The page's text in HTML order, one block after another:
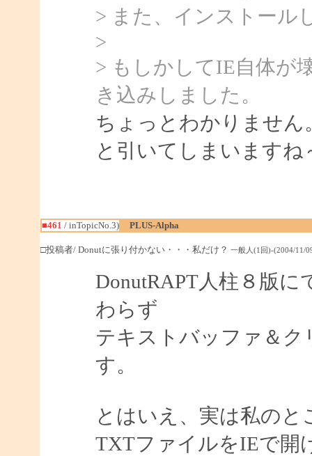
> また、インストール
>
> もしかしてIE自体が
き込みしました。
ちょっとわかりませ
と引いてしまいますね
■461 / inTopicNo.3) PLUS-Alpha
□投稿者/ Donutに張り付かない・・・私だけ？ 一般人(1回)-(2004/11/
DonutRAPT人柱８版
わらず
テキストバッファ＆
す。
とはいえ、実は私の
TXTファイルをIEで開